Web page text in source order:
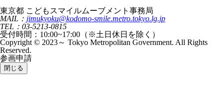
東京都 こどもスマイルムーブメント事務局
MAIL： jimukyoku@kodomo-smile.metro.tokyo.lg.jp
TEL：03-5213-0815
受付時間：10:00~17:00（※土日休日を除く）
Copyright © 2023～ Tokyo Metropolitan Government. All Rights
Reserved.
参画申請
閉じる